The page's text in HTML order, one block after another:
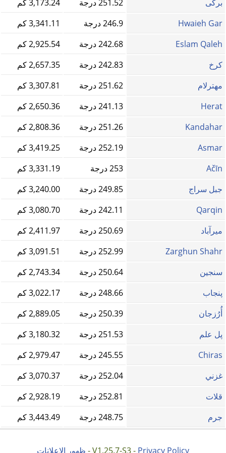
برکی 251.52 درجة
3,173.24 كم
Hwaieh Gar
246.9 درجة
3,341.11 كم
Eslam Qaleh
242.68 درجة
2,925.54 كم
کرخ
242.83 درجة
2,657.35 كم
مهترلام
251.62 درجة
3,307.81 كم
Herat
241.13 درجة
2,650.36 كم
Kandahar
251.26 درجة
2,808.36 كم
Asmar
252.19 درجة
3,419.25 كم
Ačīn
253 درجة
3,331.19 كم
جبل سراج
249.85 درجة
3,240.00 كم
Qarqin
242.11 درجة
3,080.70 كم
میرآباد
250.69 درجة
2,411.97 كم
Zarghun Shahr
252.99 درجة
3,091.51 كم
سنجين
250.64 درجة
2,743.34 كم
پنجاب
248.66 درجة
3,022.17 كم
أُرُزجان
250.39 درجة
2,889.05 كم
پل علم
251.53 درجة
3,180.32 كم
Chiras
245.55 درجة
2,979.47 كم
غزني
252.04 درجة
3,070.37 كم
قلات
252.81 درجة
2,928.19 كم
جرم
248.75 درجة 3,443.49 كم
V1.25.7-S3 - Privacy Policy
- ظهور الاعلانات